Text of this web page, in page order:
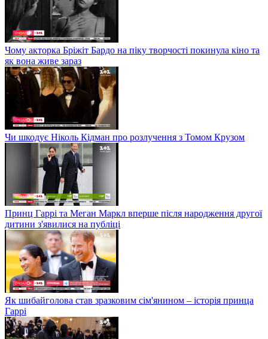
Чому акторка Бріжіт Бардо на піку творчості покинула кіно та
як вона живе зараз
Чи шкодує Ніколь Кідман про розлучення з Томом Крузом
Принц Гаррі та Меган Маркл вперше після народження другої
дитини з'явилися на публіці
Як шибайголова став зразковим сім'янином – історія принца
Гаррі